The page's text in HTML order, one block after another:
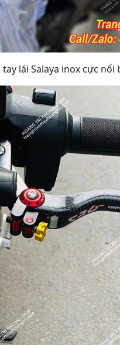
lái Salaya inox cực nổi